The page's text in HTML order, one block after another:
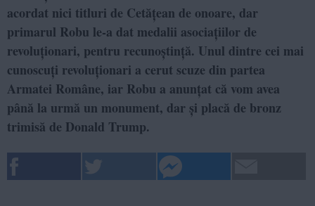
acordat nici titluri de Cetățean de onoare, dar
primarul Robu le-a dat medalii asociațiilor de
revoluționari, pentru recunoștință. Unul dintre cei mai
cunoscuți revoluționari a cerut scuze din partea
Armatei Române, iar Robu a anunțat că vom avea
până la urmă un monument, dar și placă de bronz
trimisă de Donald Trump.